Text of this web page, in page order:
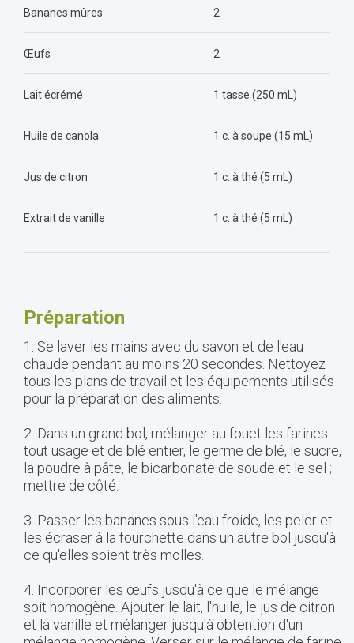
Bananes mûres 2
Œufs 2
Lait écrémé 1 tasse (250 mL)
Huile de canola 1 c. à soupe (15 mL)
Jus de citron 1 c. à thé (5 mL)
Extrait de vanille 1 c. à thé (5 mL)
Préparation
1. Se laver les mains avec du savon et de l'eau
chaude pendant au moins 20 secondes. Nettoyez
tous les plans de travail et les équipements utilisés
pour la préparation des aliments.
2. Dans un grand bol, mélanger au fouet les farines
tout usage et de blé entier, le germe de blé, le sucre,
la poudre à pâte, le bicarbonate de soude et le sel ;
mettre de côté.
3. Passer les bananes sous l'eau froide, les peler et
les écraser à la fourchette dans un autre bol jusqu'à
ce qu'elles soient très molles.
4. Incorporer les œufs jusqu'à ce que le mélange
soit homogène. Ajouter le lait, l'huile, le jus de citron
et la vanille et mélanger jusqu'à obtention d'un